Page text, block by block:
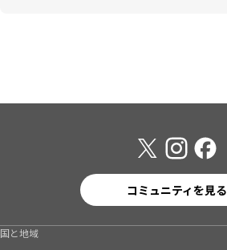
コミュニティを見る
国と地域